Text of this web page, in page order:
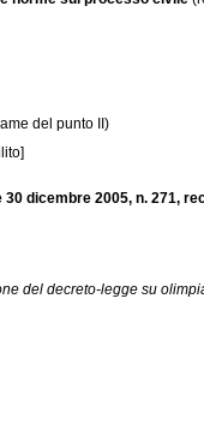
del punto II)
dicembre 2005, n. 271,
del decreto-legge su